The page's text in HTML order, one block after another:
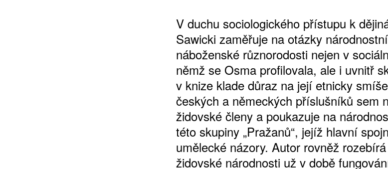
V duchu sociologického přístupu k
Sawicki zaměřuje na otázky
náboženské různorodosti nejen v
němž se Osma profilovala, ale i uvnitř
v knize klade důraz na její etnicky
českých a německých příslušníků sem
židovské členy a poukazuje na
této skupiny „Pražanů“, jejíž hlavní
umělecké názory. Autor rovněž
židovské národnosti už v době